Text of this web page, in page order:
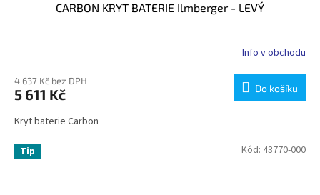
CARBON KRYT BATERIE Ilmberger - LEVÝ
Info v obchodu
4 637 Kč bez DPH
5 611 Kč Do košíku
Kryt baterie Carbon
Tip Kód: 43770-000